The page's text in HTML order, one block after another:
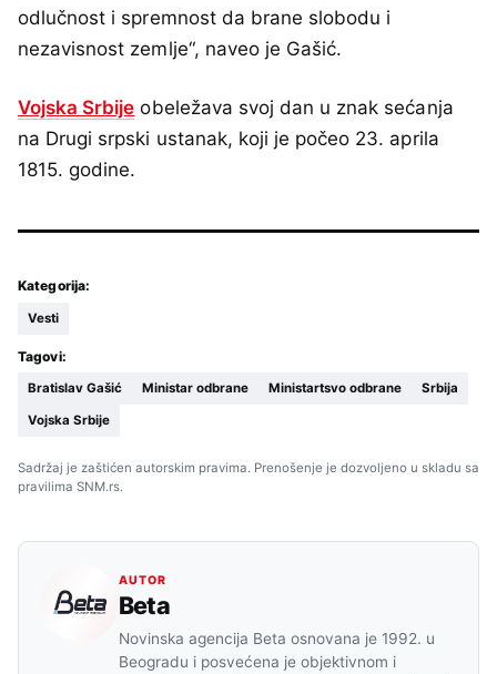
odlučnost i spremnost da brane slobodu i
nezavisnost zemlje“, naveo je Gašić.
Vojska Srbije obeležava svoj dan u znak sećanja
na Drugi srpski ustanak, koji je počeo 23. aprila
1815. godine.
Kategorija:
Vesti
Tagovi:
Bratislav Gašić Ministar odbrane Ministartsvo odbrane Srbija
Vojska Srbije
Sadržaj je zaštićen autorskim pravima. Prenošenje je dozvoljeno u skladu sa
pravilima SNM.rs.
AUTOR
Beta
Novinska agencija Beta osnovana je 1992. u
Beogradu i posvećena je objektivnom i